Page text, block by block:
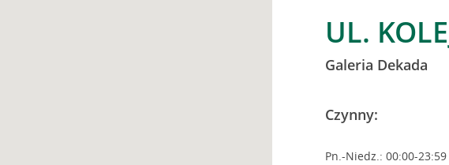
UL.
Galeria Dekada
Czynny:
Pn.-Niedz.: 00:00-23:59